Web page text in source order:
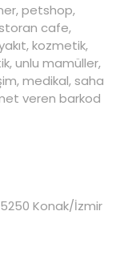
petshop,
cafe,
kozmetik,
unlu mamüller,
medikal, saha
veren barkod
Konak/İzmir